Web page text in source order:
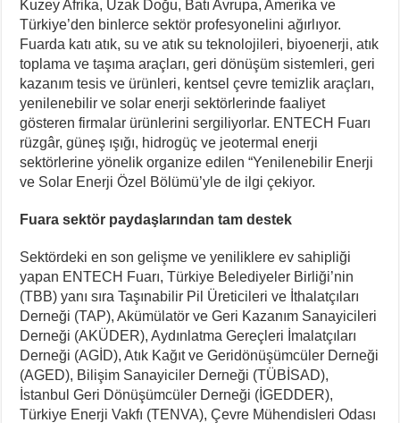
Kuzey Afrika, Uzak Doğu, Batı Avrupa, Amerika ve
Türkiye’den binlerce sektör profesyonelini ağırlıyor.
Fuarda katı atık, su ve atık su teknolojileri, biyoenerji, atık
toplama ve taşıma araçları, geri dönüşüm sistemleri, geri
kazanım tesis ve ürünleri, kentsel çevre temizlik araçları,
yenilenebilir ve solar enerji sektörlerinde faaliyet
gösteren firmalar ürünlerini sergiliyorlar. ENTECH Fuarı
rüzgâr, güneş ışığı, hidrogüç ve jeotermal enerji
sektörlerine yönelik organize edilen “Yenilenebilir Enerji
ve Solar Enerji Özel Bölümü’yle de ilgi çekiyor.
Fuara sektör paydaşlarından tam destek
Sektördeki en son gelişme ve yeniliklere ev sahipliği
yapan ENTECH Fuarı, Türkiye Belediyeler Birliği’nin
(TBB) yanı sıra Taşınabilir Pil Üreticileri ve İthalatçıları
Derneği (TAP), Akümülatör ve Geri Kazanım Sanayicileri
Derneği (AKÜDER), Aydınlatma Gereçleri İmalatçıları
Derneği (AGİD), Atık Kağıt ve Geridönüşümcüler Derneği
(AGED), Bilişim Sanayiciler Derneği (TÜBİSAD),
İstanbul Geri Dönüşümcüler Derneği (İGEDDER),
Türkiye Enerji Vakfı (TENVA), Çevre Mühendisleri Odası